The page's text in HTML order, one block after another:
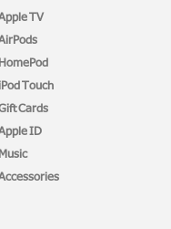
TV
HomePod
Touch
Cards
ID
Music